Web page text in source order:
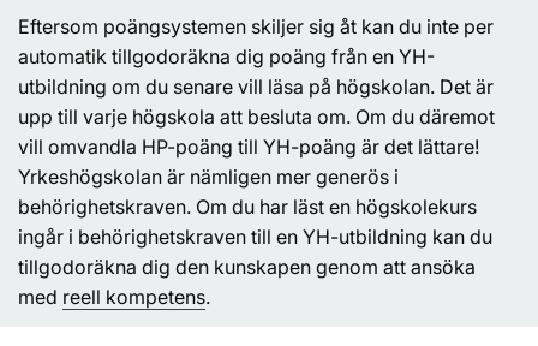
Eftersom poängsystemen skiljer sig åt kan du inte per
automatik tillgodoräkna dig poäng från en YH-
utbildning om du senare vill läsa på högskolan. Det är
upp till varje högskola att besluta om. Om du däremot
vill omvandla HP-poäng till YH-poäng är det lättare!
Yrkeshögskolan är nämligen mer generös i
behörighetskraven. Om du har läst en högskolekurs
ingår i behörighetskraven till en YH-utbildning kan du
tillgodoräkna dig den kunskapen genom att ansöka
med reell kompetens.